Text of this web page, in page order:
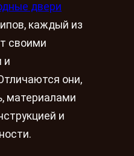
двери
каждый из
своими
и
они,
материалами
и